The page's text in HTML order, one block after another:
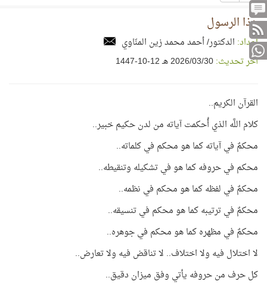
هذا الرسول
إعداد: الدكتور/ أحمد محمد زين المنّاوي
آخر تحديث:30‏/03‏/2026 هـ 12-10-1447
القرآن الكريم..
كلام اللَّه الذي أُحكمت آياته من لدن حكيم خبير..
محكمٌ في آياته كما هو محكم في كلماته..
محكم في حروفه كما هو في تشكيله وتنقيطه..
محكمٌ في لفظه كما هو محكم في نظمه..
محكمٌ في ترتيبه كما هو محكم في تنسيقه..
محكمٌ في مظهره كما هو محكم في جوهره..
لا اختلال فيه ولا اختلاف.. لا تناقض فيه ولا تعارض..
كل حرف من حروفه يأتي وفق ميزان دقيق..